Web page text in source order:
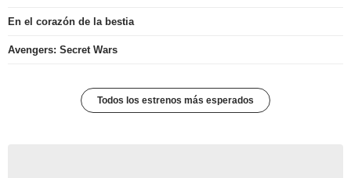
En el corazón de la bestia
Avengers: Secret Wars
Todos los estrenos más esperados